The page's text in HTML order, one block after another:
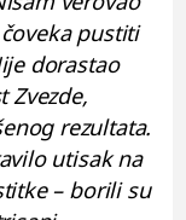
pustiti
dorastao
Zvezde,
rezultata.
utisak na
– borili su